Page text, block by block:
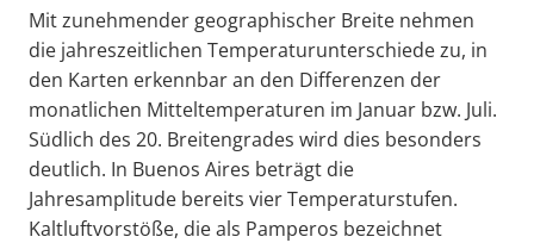
Mit zunehmender geographischer Breite nehmen
die jahreszeitlichen Temperaturunterschiede zu, in
den Karten erkennbar an den Differenzen der
monatlichen Mitteltemperaturen im Januar bzw. Juli.
Südlich des 20. Breitengrades wird dies besonders
deutlich. In Buenos Aires beträgt die
Jahresamplitude bereits vier Temperaturstufen.
Kaltluftvorstöße, die als Pamperos bezeichnet